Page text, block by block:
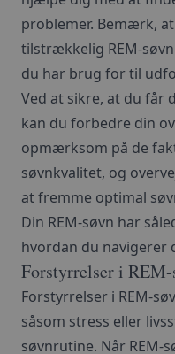
problemer. Bemærk,
tilstrækkelig REM-
du har brug for til
Ved at sikre, at du får
kan du forbedre din
opmærksom på de
søvnkvalitet, og
at fremme optimal
Din REM-søvn har
hvordan du navigerer
Forstyrrelser i REM-
Forstyrrelser i REM-
såsom stress eller
søvnrutine. Når REM-